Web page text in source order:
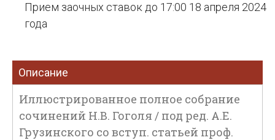
Прием заочных ставок до 17:00 18 апреля 2024
года
Описание
Иллюстрированное полное собрание
сочинений Н.В. Гоголя / под ред. А.Е.
Грузинского со вступ. статьей проф.